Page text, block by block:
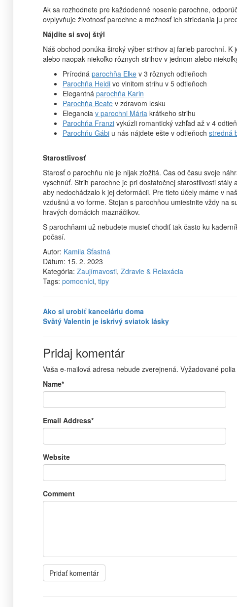
Ak sa rozhodnete pre každodenné nosenie parochne,
ovplyvňuje životnosť parochne a možnosť ich striedania ju
Nájdite si svoj štýl
Náš obchod ponúka široký výber strihov aj farieb parochní.
alebo naopak niekoľko rôznych strihov v jednom alebo
Prírodná parochňa Elke v 3 rôznych odtieňoch
Parochňa Heidi vo vlnitom strihu v 5 odtieňoch
Elegantná parochňa Karin
Parochňa Beate v zdravom lesku
Elegancia v parochni Mária krátkeho strihu
Parochňa Franzi vykúzli romantický vzhľad až v 4
Parochňu Gábi u nás nájdete ešte v odtieňoch stredná
Starostlivosť
Starosť o parochňu nie je nijak zložitá. Čas od času svoje
vyschnúť. Strih parochne je pri dostatočnej starostlivosti
aby nedochádzalo k jej deformácii. Pre tieto účely máme v
vzdušnú a vo forme. Stojan s parochňou umiestnite vždy na
hravých domácich maznáčikov.
S parochňami už nebudete musieť chodiť tak často ku
počasí.
Autor: Kamila Šťastná
Dátum: 15. 2. 2023
Kategória: Zaujímavosti, Zdravie & Relaxácia
Tags: pomocníci, tipy
Ako si urobiť kanceláriu doma
Svätý Valentín je iskrivý sviatok lásky
Pridaj komentár
Vaša e-mailová adresa nebude zverejnená. Vyžadované
Name*
Email Address*
Website
Comment